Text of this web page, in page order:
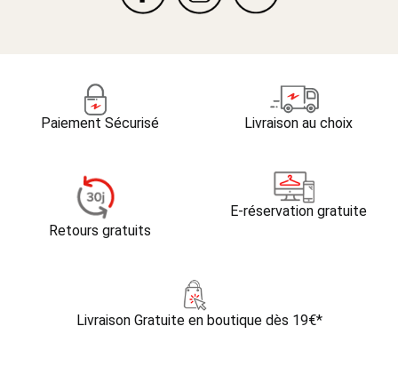
Paiement Sécurisé Livraison au choix
Retours gratuits
E-réservation gratuite
Livraison Gratuite en boutique dès 19€*